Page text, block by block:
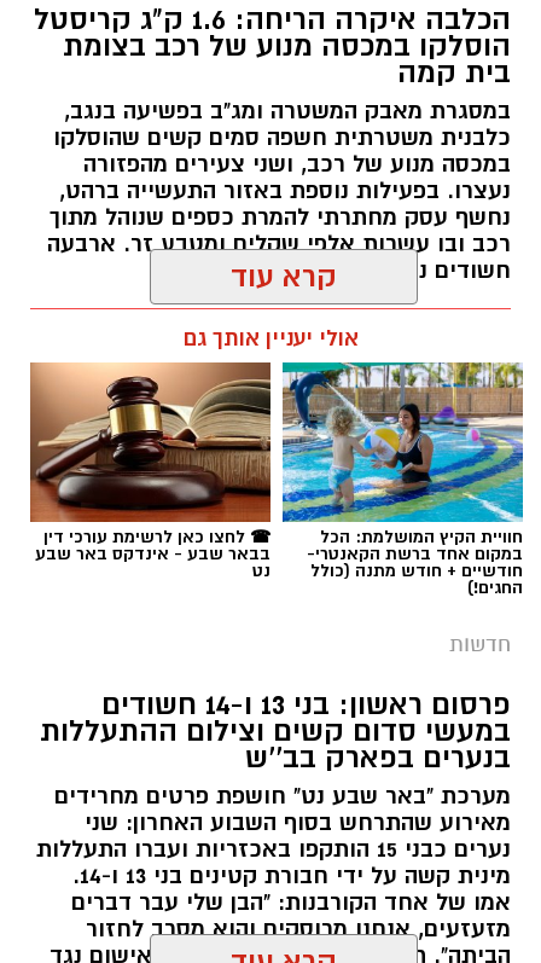
כלבנית משטרתית חשפה סמים קשים שהוסלקו
במכסה מנוע של רכב, ושני צעירים מהפזורה
נעצרו. בפעילות נוספת באזור התעשייה ברהט,
נחשף עסק מחתרתי להמרת כספים שנוהל מתוך
רכב ובו עשרות אלפי שקלים ומטבע זר. ארבעה
חשודים נעצרו בסך הכל.
רותם שרון / 19:00 06.08.26
תגים:משטרה
קרדיט: משטרת ישראל
שוטרי המחוז הדרומי ולוחמי המשמר הלאומי של
מג"ב ממשיכים להנחית מכות על תשתיות
הפשיעה בנגב, עם שתי תפיסות משמעותיות
ביממות האחרונות. במסגרת פעילות סמויה
שנערכה על ידי כוחות מג"ב יחד עם שוטרי ימ"ר
קרא עוד
אולי יעניין אותך גם
חוויית הקיץ המושלמת: הכל
במקום אחד ברשת הקאנטרי-
חודשיים + חודש מתנה (כולל
החגים!)
☎ לחצו כאן לרשימת עורכי דין
בבאר שבע - אינדקס באר שבע
נט
חדשות
בנערים בפארק בב''ש
מאירוע שהתרחש בסוף השבוע האחרון: שני
נערים כבני 15 הותקפו באכזריות ועברו התעללות
אמו של אחד הקורבנות: "הבן שלי עבר דברים
מזעזעים, אנחנו מרוסקים והוא מסרב לחזור
הביתה". תוך ימים ספורים: צפוי כתב אישום נגד
התוקפים.
רותם שרון / 15:41 06.08.26
קרא עוד
אולי יעניין אותך גם